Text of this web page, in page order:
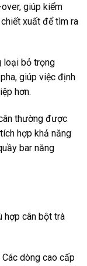
giúp kiểm
xuất để tìm ra
loại bỏ trọng
giúp việc định
hơn.
thường được
hợp khả năng
bar năng
hợp cân bột trà
Các dòng cao cấp